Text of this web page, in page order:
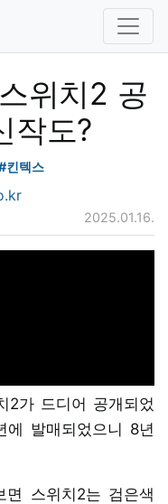
위치2 공
작도?
킨텍스
2025.01.16.
2가 드디어 공개되었
에 발매되었으니 8년
스위치2는 검은색